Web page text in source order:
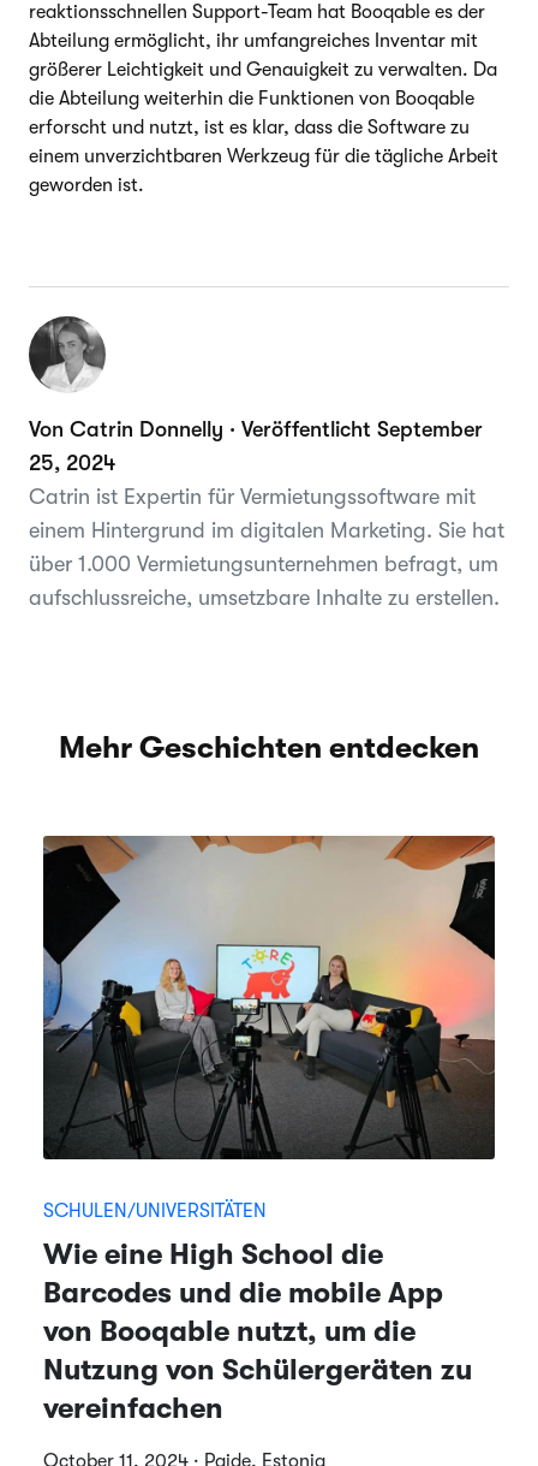
reaktionsschnellen Support-Team hat Booqable es der
Abteilung ermöglicht, ihr umfangreiches Inventar mit
größerer Leichtigkeit und Genauigkeit zu verwalten. Da
die Abteilung weiterhin die Funktionen von Booqable
erforscht und nutzt, ist es klar, dass die Software zu
einem unverzichtbaren Werkzeug für die tägliche Arbeit
geworden ist.
Von Catrin Donnelly · Veröffentlicht September
25, 2024
Catrin ist Expertin für Vermietungssoftware mit
einem Hintergrund im digitalen Marketing. Sie hat
über 1.000 Vermietungsunternehmen befragt, um
aufschlussreiche, umsetzbare Inhalte zu erstellen.
Mehr Geschichten entdecken
SCHULEN/UNIVERSITÄTEN
Wie eine High School die
Barcodes und die mobile App
von Booqable nutzt, um die
Nutzung von Schülergeräten zu
vereinfachen
October 11, 2024 · Paide, Estonia